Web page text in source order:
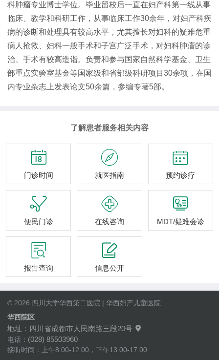
科肿瘤专业博士学位。毕业留校后一直在妇产科第一线从事
临床、教学和科研工作，从事临床工作30余年，对妇产科疾
病的诊断和处理具有较高水平，尤其擅长对妇科的疑难危重
病人抢救、妇科一般手术和子宫广泛手术，对妇科肿瘤的诊
治、手术有较高造诣。负责和参与国家自然科学基金、卫生
部重点实验室基金等国家级和省部级科研项目30余项，在国
内专业杂志上发表论文50余篇，参编专著5部。
了解患者服务相关内容

门诊时间

就医指南

预约诊疗

便民门诊

在线咨询

MDT/疑难会诊

报告查询

信息公开
© 2026 四川大学华西第二医院 | 华西妇产儿童医院
华西院区
地址：四川省成都市人民南路三段20号 
电话： (028) 85503960
接听时间：上午8:00-12:00，下午13:00-17:00